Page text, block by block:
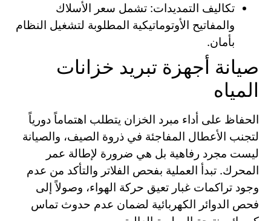
تكاليف التمديدات: تشمل سعر الأسلاك
والمفاتيح الأوتوماتيكية المطلوبة لتشغيل النظام
بأمان.
صيانة أجهزة تبريد خزانات
المياه
الحفاظ على أداء مبرد الخزان يتطلب اهتماماً دورياً
لتجنب الأعطال المفاجئة في ذروة الصيف، والصيانة
ليست مجرد رفاهية بل هي ضرورة لإطالة عمر
المحرك. تبدأ العملية بفحص الفلاتر والتأكد من عدم
وجود تراكمات غبار تعيق حركة الهواء، وصولاً إلى
فحص الدوائر الكهربائية لضمان عدم حدوث تماس